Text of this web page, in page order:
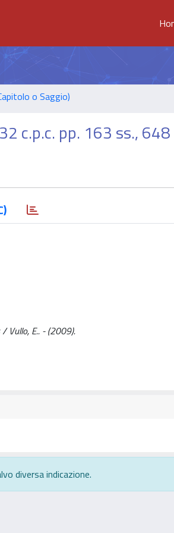
o Saggio)
c.p.c. pp. 163 ss., 648
Vullo, E.. - (2009).
diversa indicazione.